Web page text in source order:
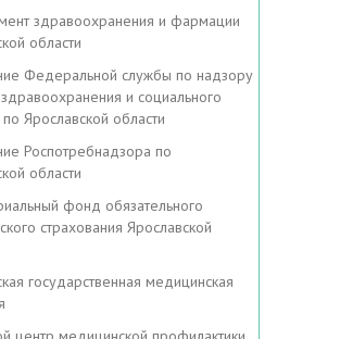
здравоохранения и фармации
области
Федеральной службы по надзору
и социального
по Ярославской области
Роспотребнадзора по
области
фонд обязательного
страхования Ярославской
государственная медицинская